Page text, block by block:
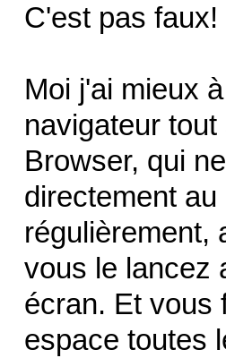
C'est pas faux!
Moi j'ai mieux
navigateur
Browser, qui
directement
régulièrement,
vous le lancez
écran. Et vous
espace toutes